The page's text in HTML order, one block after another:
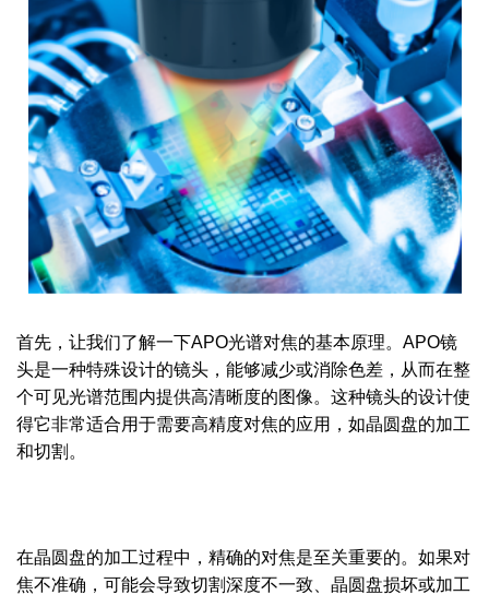
首先，让我们了解一下APO光谱对焦的基本原理。APO镜
头是一种特殊设计的镜头，能够减少或消除色差，从而在整
个可见光谱范围内提供高清晰度的图像。这种镜头的设计使
得它非常适合用于需要高精度对焦的应用，如晶圆盘的加工
和切割。
在晶圆盘的加工过程中，精确的对焦是至关重要的。如果对
焦不准确，可能会导致切割深度不一致、晶圆盘损坏或加工